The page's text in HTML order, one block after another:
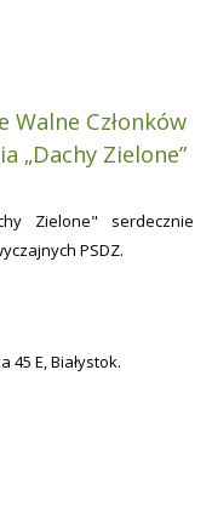
Walne Członków
„Dachy Zielone”
Zielone" serdecznie
PSDZ.
45 E, Białystok.